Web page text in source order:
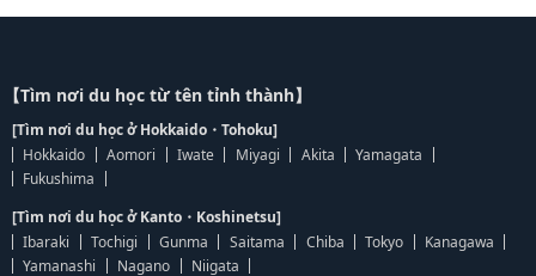
【Tìm nơi du học từ tên tỉnh thành】
[Tìm nơi du học ở Hokkaido・Tohoku]
Hokkaido
Aomori Iwate Miyagi Akita
Yamagata
Fukushima
[Tìm nơi du học ở Kanto・Koshinetsu]
Ibaraki
Tochigi Gunma Saitama Chiba Tokyo
Kanagawa
Yamanashi
Nagano
Niigata